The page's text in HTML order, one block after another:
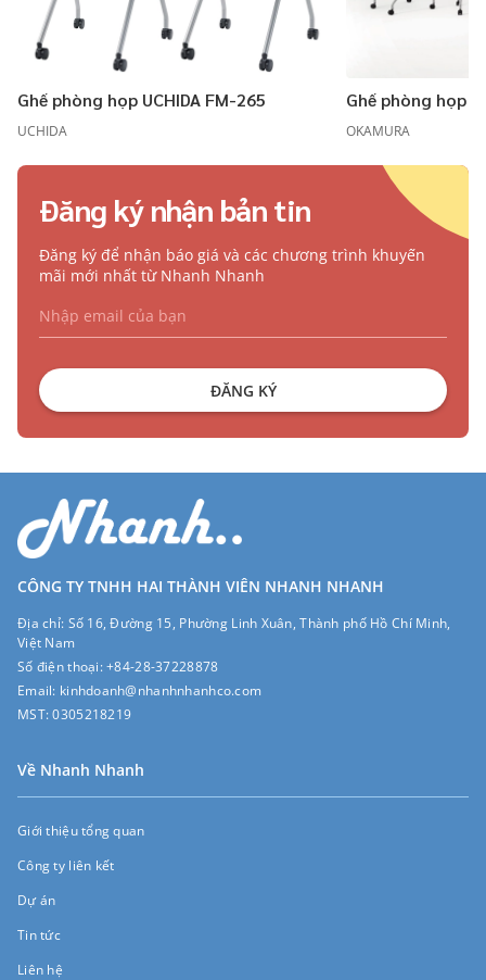
Ghế phòng họp UCHIDA FM-265
UCHIDA
Ghế phòng họp
OKAMURA
Đăng ký nhận bản tin
Đăng ký để nhận báo giá và các chương trình khuyến
mãi mới nhất từ Nhanh Nhanh
ĐĂNG KÝ
CÔNG TY TNHH HAI THÀNH VIÊN NHANH NHANH
Địa chỉ: Số 16, Đường 15, Phường Linh Xuân, Thành phố Hồ Chí Minh,
Việt Nam
Số điện thoại:+84-28-37228878
Email: kinhdoanh@nhanhnhanhco.com
MST:0305218219
Về Nhanh Nhanh
Giới thiệu tổng quan
Công ty liên kết
Dự án
Tin tức
Liên hệ